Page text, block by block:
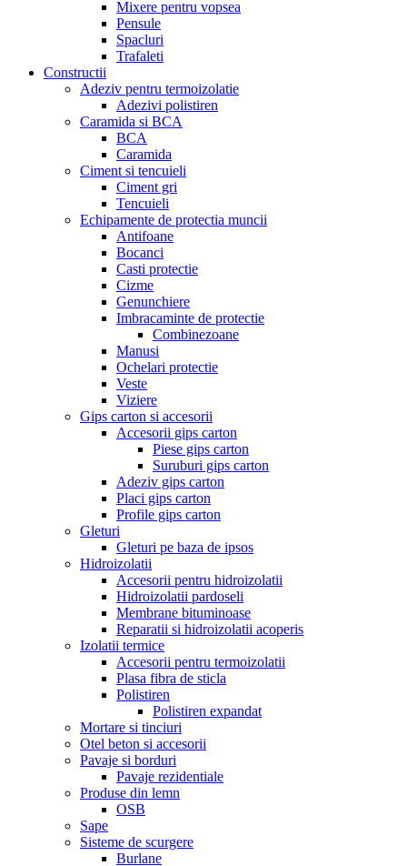
Mixere pentru vopsea
Pensule
Spacluri
Trafaleti
Constructii
Adeziv pentru termoizolatie
Adezivi polistiren
Caramida si BCA
BCA
Caramida
Ciment si tencuieli
Ciment gri
Tencuieli
Echipamente de protectia muncii
Antifoane
Bocanci
Casti protectie
Cizme
Genunchiere
Imbracaminte de protectie
Combinezoane
Manusi
Ochelari protectie
Veste
Viziere
Gips carton si accesorii
Accesorii gips carton
Piese gips carton
Suruburi gips carton
Adeziv gips carton
Placi gips carton
Profile gips carton
Gleturi
Gleturi pe baza de ipsos
Hidroizolatii
Accesorii pentru hidroizolatii
Hidroizolatii pardoseli
Membrane bituminoase
Reparatii si hidroizolatii acoperis
Izolatii termice
Accesorii pentru termoizolatii
Plasa fibra de sticla
Polistiren
Polistiren expandat
Mortare si tinciuri
Otel beton si accesorii
Pavaje si borduri
Pavaje rezidentiale
Produse din lemn
OSB
Sape
Sisteme de scurgere
Burlane